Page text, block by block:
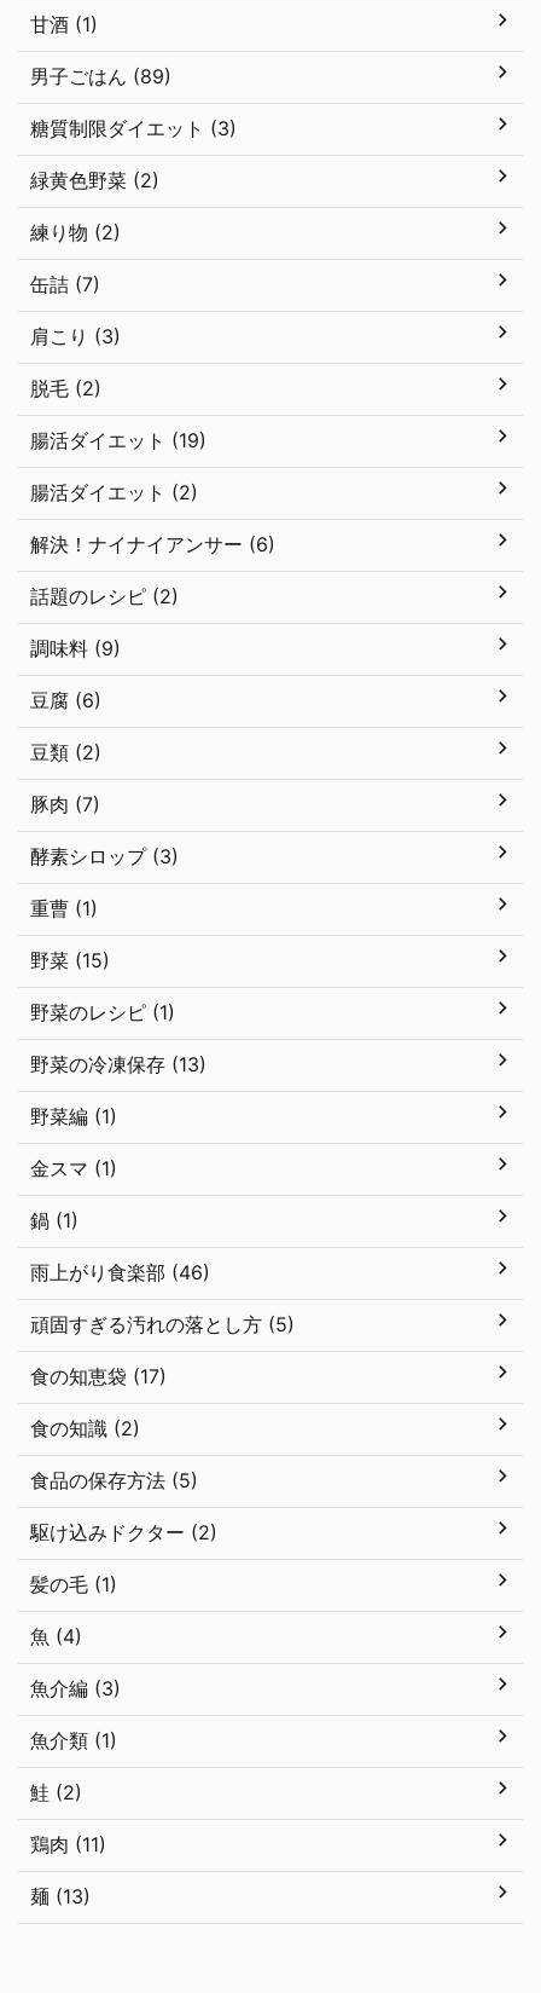
甘酒 (1)
男子ごはん (89)
糖質制限ダイエット (3)
緑黄色野菜 (2)
練り物 (2)
缶詰 (7)
肩こり (3)
脱毛 (2)
腸活ダイエット (19)
腸活ダイエット (2)
解決！ナイナイアンサー (6)
話題のレシピ (2)
調味料 (9)
豆腐 (6)
豆類 (2)
豚肉 (7)
酵素シロップ (3)
重曹 (1)
野菜 (15)
野菜のレシピ (1)
野菜の冷凍保存 (13)
野菜編 (1)
金スマ (1)
鍋 (1)
雨上がり食楽部 (46)
頑固すぎる汚れの落とし方 (5)
食の知恵袋 (17)
食の知識 (2)
食品の保存方法 (5)
駆け込みドクター (2)
髪の毛 (1)
魚 (4)
魚介編 (3)
魚介類 (1)
鮭 (2)
鶏肉 (11)
麺 (13)